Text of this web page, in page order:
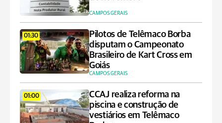
CAMPOS GERAIS
01:30
Pilotos de Telêmaco Borba
disputam o Campeonato
Brasileiro de Kart Cross em
Goiás
CAMPOS GERAIS
01:00
CCAJ realiza reforma na
piscina e construção de
vestiários em Telêmaco